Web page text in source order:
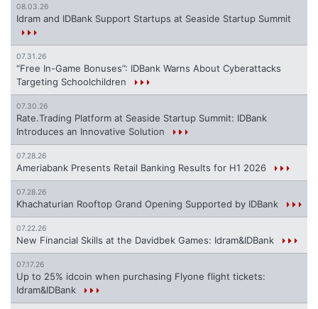
08.03.26
Idram and IDBank Support Startups at Seaside Startup Summit
07.31.26
“Free In-Game Bonuses”: IDBank Warns About Cyberattacks
Targeting Schoolchildren
07.30.26
Rate.Trading Platform at Seaside Startup Summit: IDBank
Introduces an Innovative Solution
07.28.26
Ameriabank Presents Retail Banking Results for H1 2026
07.28.26
Khachaturian Rooftop Grand Opening Supported by IDBank
07.22.26
New Financial Skills at the Davidbek Games: Idram&IDBank
07.17.26
Up to 25% idcoin when purchasing Flyone flight tickets:
Idram&IDBank